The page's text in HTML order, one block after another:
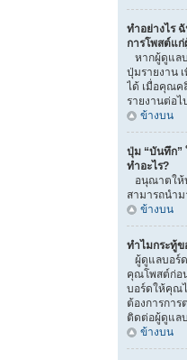
ทำอย่างไร
การโพสต์แ
หากผู้ดูแล
ปุ่มรายงาน
ได้ เมื่อคุณค
รายงานต่อไ
ข้างบน
ปุ่ม “บันทึก”
ทำอะไร?
อนุณาตให้
สามารถนำ
ข้างบน
ทำไมกระทู้
ผู้ดูแลบอร์
คุณโพสต์ก่อ
บอร์ดให้คุณ
ต้องการกา
ติดต่อผู้ดูแล
ข้างบน